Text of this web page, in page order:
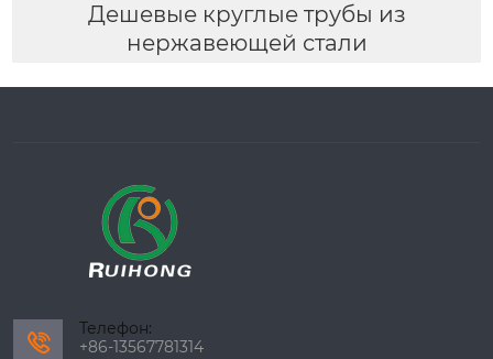
Дешевые круглые трубы из
нержавеющей стали

Телефон:
+86-13567781314